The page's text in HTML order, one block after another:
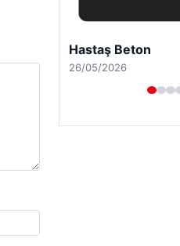
Prenses Night Club
29/04/2026